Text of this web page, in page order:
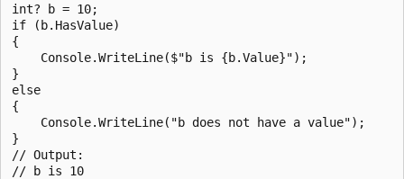
int? b = 10;
if (b.HasValue)
{
    Console.WriteLine($"b is {b.Value}");
}
else
{
    Console.WriteLine("b does not have a value");
}
// Output: